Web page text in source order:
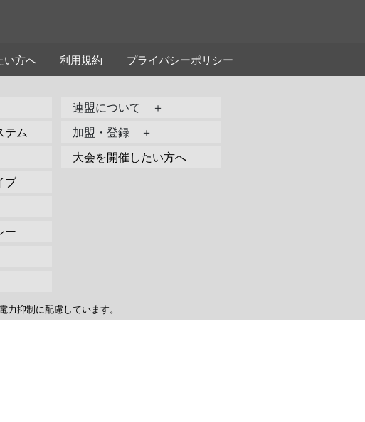
い方へ 利用規約 プライバシーポリシー
テム
ブ
ー
連盟について ＋
加盟・登録 ＋
大会を開催したい方へ
抑制に配慮しています。